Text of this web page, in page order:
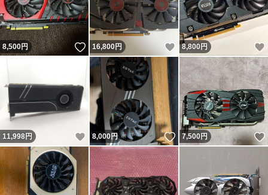
8,500円 いいね！
16,800円 いいね！
8,800円
11,998円 いいね！
8,000円 いいね！
7,500円